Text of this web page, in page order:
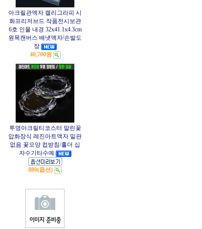
아크릴관액자 캘리그라피 시
화프리저브드 작품전시보관
6호 인물 내경 32x41.1x4.3cm
원목캔버스 배냇액자/손발도
장
40,700원
투명아크릴티코스터 말린꽃
압화장식 레진아트액자 밑판
없음 꽃모양 컵받침/홀더 십
자수기타수예
880(옵션)